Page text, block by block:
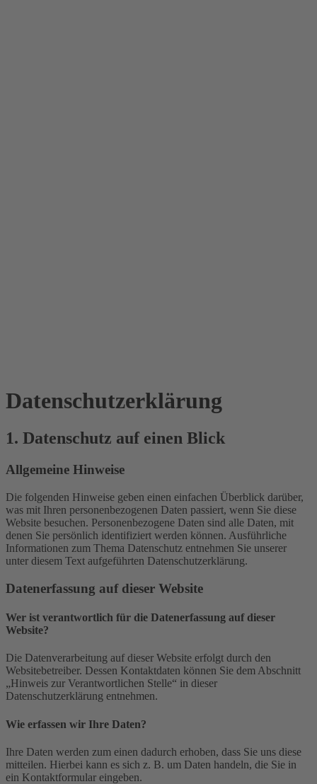
Datenschutz­erklärung
1. Datenschutz auf einen Blick
Allgemeine Hinweise
Die folgenden Hinweise geben einen einfachen Überblick darüber,
was mit Ihren personenbezogenen Daten passiert, wenn Sie diese
Website besuchen. Personenbezogene Daten sind alle Daten, mit
denen Sie persönlich identifiziert werden können. Ausführliche
Informationen zum Thema Datenschutz entnehmen Sie unserer
unter diesem Text aufgeführten Datenschutzerklärung.
Datenerfassung auf dieser Website
Wer ist verantwortlich für die Datenerfassung auf dieser
Website?
Die Datenverarbeitung auf dieser Website erfolgt durch den
Websitebetreiber. Dessen Kontaktdaten können Sie dem Abschnitt
„Hinweis zur Verantwortlichen Stelle“ in dieser
Datenschutzerklärung entnehmen.
Wie erfassen wir Ihre Daten?
Ihre Daten werden zum einen dadurch erhoben, dass Sie uns diese
mitteilen. Hierbei kann es sich z. B. um Daten handeln, die Sie in
ein Kontaktformular eingeben.